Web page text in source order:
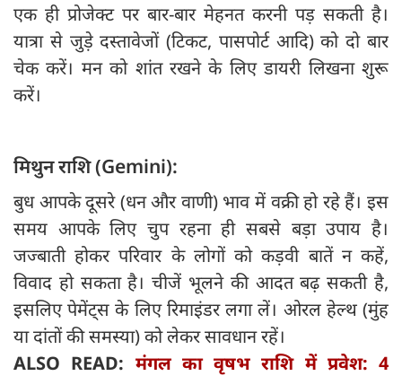
एक ही प्रोजेक्ट पर बार-बार मेहनत करनी पड़ सकती है।
यात्रा से जुड़े दस्तावेजों (टिकट, पासपोर्ट आदि) को दो बार
चेक करें। मन को शांत रखने के लिए डायरी लिखना शुरू
करें।
मिथुन राशि (Gemini):
बुध आपके दूसरे (धन और वाणी) भाव में वक्री हो रहे हैं। इस
समय आपके लिए चुप रहना ही सबसे बड़ा उपाय है।
जज्बाती होकर परिवार के लोगों को कड़वी बातें न कहें,
विवाद हो सकता है। चीजें भूलने की आदत बढ़ सकती है,
इसलिए पेमेंट्स के लिए रिमाइंडर लगा लें। ओरल हेल्थ (मुंह
या दांतों की समस्या) को लेकर सावधान रहें।
ALSO READ: मंगल का वृषभ राशि में प्रवेश: 4